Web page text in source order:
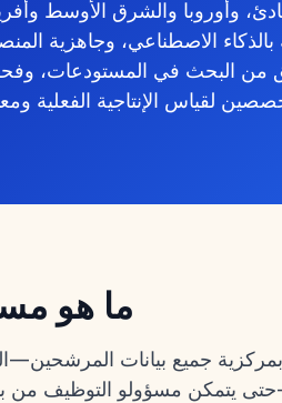
وأوروبا والشرق الأوسط
الاصطناعي، وجاهزية
من البحث في المستودعات،
ما هو
جميع بيانات
يتمكن مسؤولو التوظيف